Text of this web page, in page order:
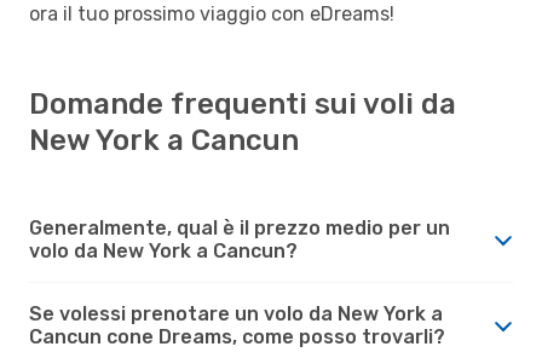
ora il tuo prossimo viaggio con eDreams!
Domande frequenti sui voli da
New York a Cancun
Generalmente, qual è il prezzo medio per un
volo da New York a Cancun?
Se volessi prenotare un volo da New York a
Cancun cone Dreams, come posso trovarli?